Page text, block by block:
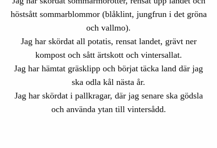
höstsått sommarblommor (blåklint, jungfrun i det gröna
och vallmo).
Jag har skördat all potatis, rensat landet, grävt ner
kompost och sått ärtskott och vintersallat.
Jag har hämtat gräsklipp och börjat täcka land där jag
ska odla kål nästa år.
Jag har skördat i pallkragar, där jag senare ska gödsla
och använda ytan till vintersådd.